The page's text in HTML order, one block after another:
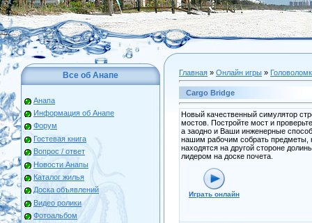
Все об Анапе
Анапа
Информация об Анапе
Форум
Гостевая книга
Вопрос / ответ
Новости Анапы
Каталог жилья
Доска объявлений
Видео ролики
Фотоальбом
Главная » Онлайн игры »
Cargo Bridge
Новый качественный симулятор
мостов. Постройте мост и
а заодно и Ваши инженерные
нашим рабочим собрать предметы,
находятся на другой стороне
лидером на доске почета.
Играть онлайн